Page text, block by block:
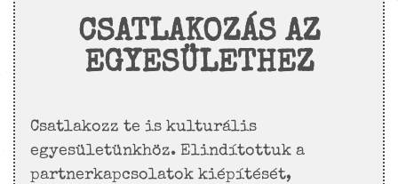
CSATLAKOZÁS AZ
EGYESÜLETHEZ
Csatlakozz te is kulturális
egyesületünkhöz. Elindítottuk a
partnerkapcsolatok kiépítését,